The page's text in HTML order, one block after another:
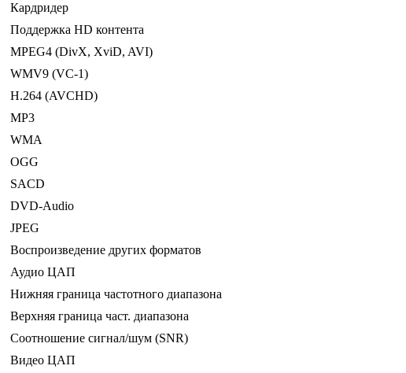
Кардридер
Поддержка HD контента
MPEG4 (DivX, XviD, AVI)
WMV9 (VC-1)
H.264 (AVCHD)
MP3
WMA
OGG
SACD
DVD-Audio
JPEG
Воспроизведение других форматов
Аудио ЦАП
Нижняя граница частотного диапазона
Верхняя граница част. диапазона
Соотношение сигнал/шум (SNR)
Видео ЦАП